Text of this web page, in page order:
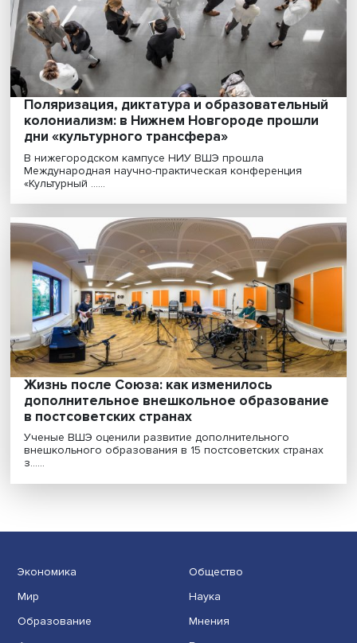
Женщины чаще доживают до старости, потому что
меньше мужчин подвержены вредным привычкам.
Важную ......
Поляризация, диктатура и
колониализм: в Нижнем Новгороде
дни «культурного трансфера»
В нижегородском кампусе НИУ ВШЭ прошла
Международная научно-практическая конференция
«Культурный ......
Жизнь после Союза: как изменилось
дополнительное внешкольное
в постсоветских странах